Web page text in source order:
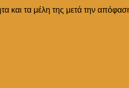
και τα μέλη της μετά την